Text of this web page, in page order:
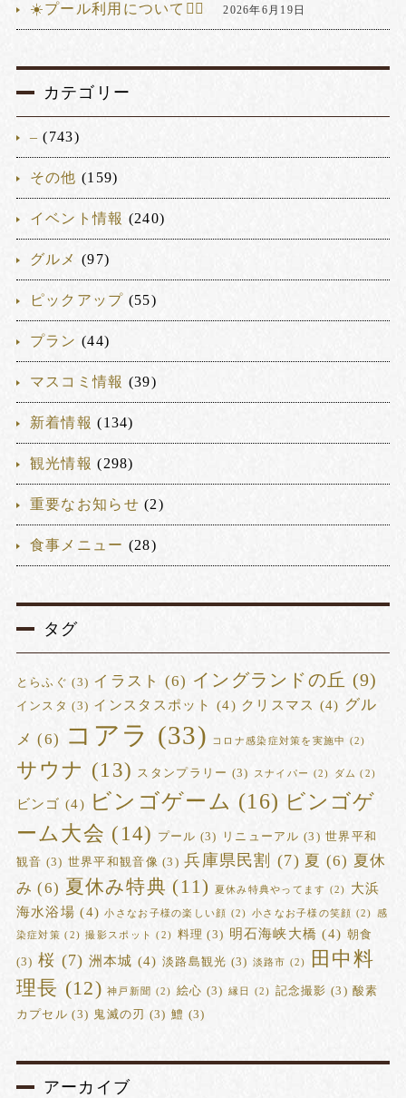
☀️プール利用について🏊‍♂️ 2026年6月19日
カテゴリー
– (743)
その他 (159)
イベント情報 (240)
グルメ (97)
ピックアップ (55)
プラン (44)
マスコミ情報 (39)
新着情報 (134)
観光情報 (298)
重要なお知らせ (2)
食事メニュー (28)
タグ
とらふぐ (3) イラスト (6) イングランドの丘 (9)
インスタ (3) インスタスポット (4) クリスマス (4) グル
メ (6) コアラ (33) コロナ感染症対策を実施中 (2)
サウナ (13) スタンプラリー (3) スナイパー (2) ダム (2)
ビンゴ (4) ビンゴゲーム (16) ビンゴゲ
ーム大会 (14) プール (3) リニューアル (3) 世界平和
観音 (3) 世界平和観音像 (3) 兵庫県民割 (7) 夏 (6) 夏休
み (6) 夏休み特典 (11) 夏休み特典やってます (2)
大浜
海水浴場 (4) 小さなお子様の楽しい顔 (2) 小さなお子様の笑顔 (2) 感
染症対策 (2) 撮影スポット (2) 料理 (3) 明石海峡大橋 (4) 朝食
(3) 桜 (7) 洲本城 (4) 淡路島観光 (3) 淡路市 (2)
田中料
理長 (12) 神戸新聞 (2) 絵心 (3) 縁日 (2) 記念撮影 (3) 酸素
カプセル (3) 鬼滅の刃 (3) 鱧 (3)
アーカイブ